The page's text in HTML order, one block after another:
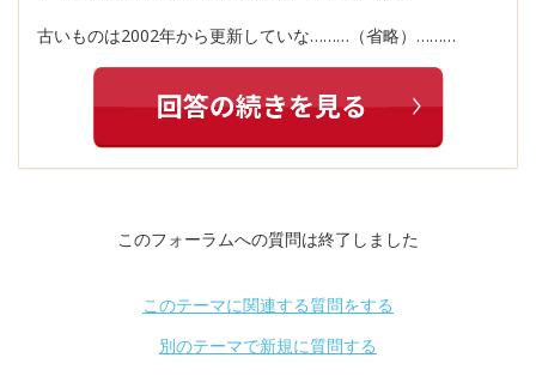
古いものは2002年から更新していな………（省略）………
このフォーラムへの質問は終了しました
このテーマに関連する質問をする
別のテーマで新規に質問する